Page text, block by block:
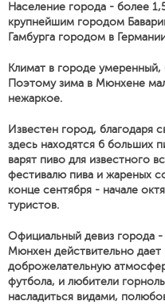
Население города - более
крупнейшим городом
Гамбурга городом в
Климат в городе умеренный,
Поэтому зима в Мюнхене
нежаркое.
Известен город, благодаря
здесь находятся 6 больших
варят пиво для известного
фестивалю пива и жареных
конце сентября - начале
туристов.
Официальный девиз города
Мюнхен действительно дает
доброжелательную
футбола, и любители
насладиться видами,